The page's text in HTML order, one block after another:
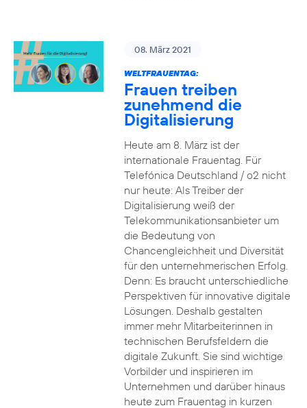
08. März 2021
WELTFRAUENTAG:
Frauen treiben
zunehmend die
Digitalisierung
Heute am 8. März ist der
internationale Frauentag. Für
Telefónica Deutschland / o2 nicht
nur heute: Als Treiber der
Digitalisierung weiß der
Telekommunikationsanbieter um
die Bedeutung von
Chancengleichheit und Diversität
für den unternehmerischen Erfolg.
Denn: Es braucht unterschiedliche
Perspektiven für innovative digitale
Lösungen. Deshalb gestalten
immer mehr Mitarbeiterinnen in
technischen Berufsfeldern die
digitale Zukunft. Sie sind wichtige
Vorbilder und inspirieren im
Unternehmen und darüber hinaus
heute zum Frauentag in kurzen